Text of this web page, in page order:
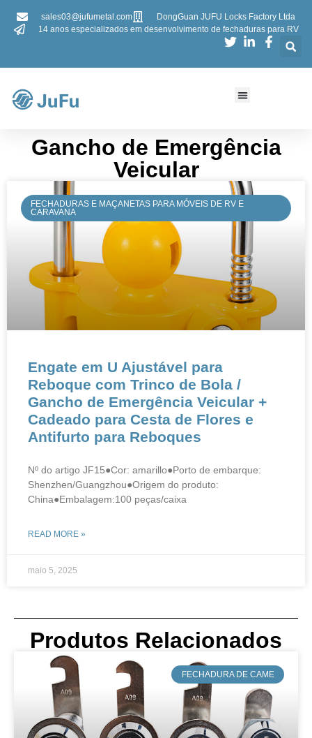
sales03@jufumetal.com
DongGuan JUFU Locks Factory Ltda
14 anos especializados em desenvolvimento de fechaduras para RV
Gancho de Emergência
Veicular​​
FECHADURAS E MAÇANETAS PARA MÓVEIS DE RV E
CARAVANA
​​Engate em U Ajustável para
Reboque com Trinco de Bola /
Gancho de Emergência Veicular +
Cadeado para Cesta de Flores e
Antifurto para Reboques​
Nº do artigo JF15●Cor: amarillo●Porto de embarque:
Shenzhen/Guangzhou●Origem do produto:
China●Embalagem:100 peças/caixa
READ MORE »
maio 5, 2025
Produtos Relacionados
​FECHADURA DE CAME